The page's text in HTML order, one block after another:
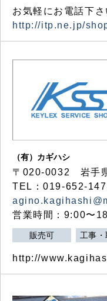
お気軽にお電話下さ
http://itp.ne.jp/
（有）カギハシ
〒020-0032 岩手
TEL：019-652-
営業時間：9:00〜
販売可 工事
http://